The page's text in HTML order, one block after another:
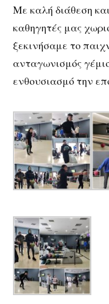
Με καλή διάθεση
καθηγητές μας
ξεκινήσαμε το
ανταγωνισμός
ενθουσιασμό την